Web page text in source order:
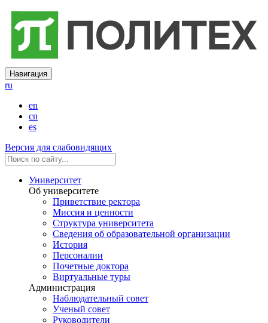
Навигация
ru
en
cn
es
Версия для слабовидящих
Университет
Об университете
Приветствие ректора
Миссия и ценности
Структура университета
Сведения об образовательной организации
История
Персоналии
Почетные доктора
Виртуальные туры
Администрация
Наблюдательный совет
Ученый совет
Руководители